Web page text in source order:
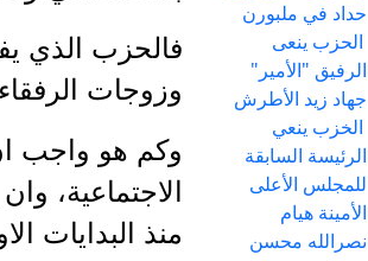
حداد في ملبورن
الحزب ينعى
الرفيق "الأمير"
جهاد زيد الأطرش
الخزب ينعي
الرئيسة السابقة
للمجلس الأعلى
الأمينة هيام
نصرالله محسن
فالحزب الذي
وزوجات
وكم هو واجب
الاجتماعية،
منذ البدايات